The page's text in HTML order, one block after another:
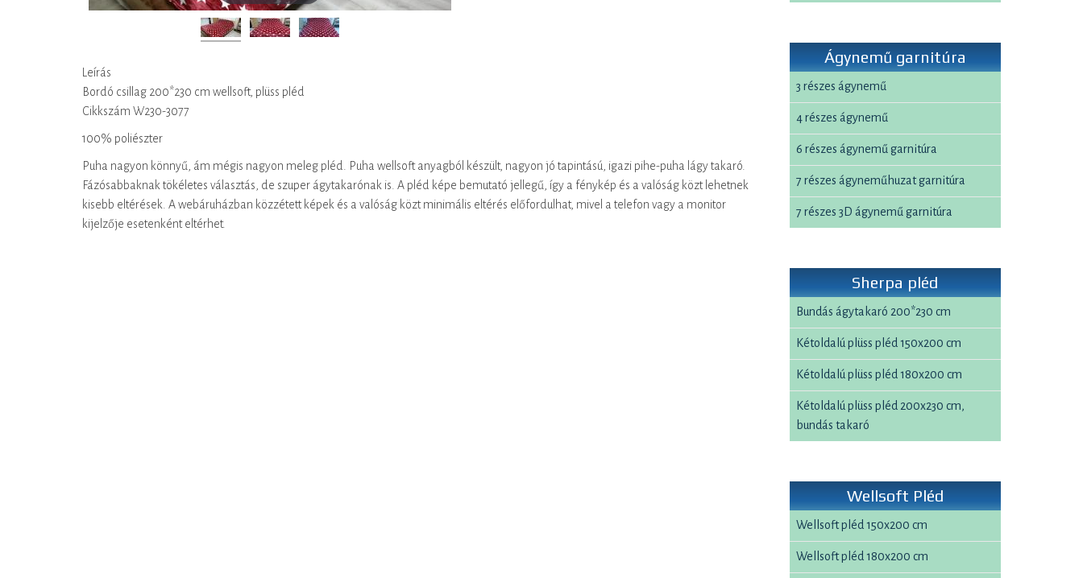
Leírás
Bordó csillag 200*230 cm wellsoft, plüss pléd
Cikkszám W230-3077
100% poliészter
Puha nagyon könnyű, ám mégis nagyon meleg pléd. Puha wellsoft anyagból készült, nagyon jó tapintású, igazi pihe-puha lágy takaró.
Fázósabbaknak tökéletes választás, de szuper ágytakarónak is. A pléd képe bemutató jellegű, így a fénykép és a valóság közt lehetnek
kisebb eltérések. A webáruházban közzétett képek és a valóság közt minimális eltérés előfordulhat, mivel a telefon vagy a monitor
kijelzője esetenként eltérhet.
Ágynemű garnitúra
3 részes ágynemű
4 részes ágynemű
6 részes ágynemű garnitúra
7 részes ágyneműhuzat garnitúra
7 részes 3D ágynemű garnitúra
Sherpa pléd
Bundás ágytakaró 200*230 cm
Kétoldalú plüss pléd 150x200 cm
Kétoldalú plüss pléd 180x200 cm
Kétoldalú plüss pléd 200x230 cm,
bundás takaró
Wellsoft Pléd
Wellsoft pléd 150x200 cm
Wellsoft pléd 180x200 cm